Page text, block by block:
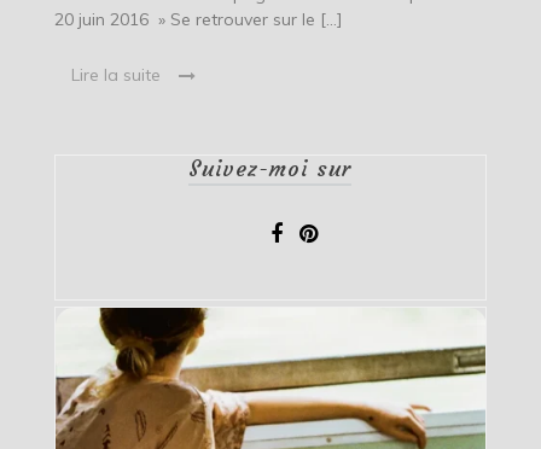
20 juin 2016 » Se retrouver sur le […]
Lire la suite
Suivez-moi sur